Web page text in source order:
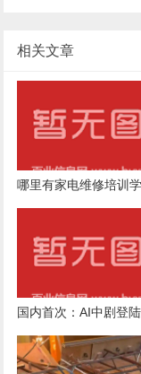
相关文章
哪里有家电维修培训
国内首次：AI中剧登